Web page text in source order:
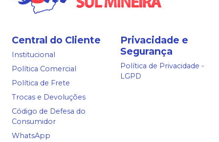
Central do Cliente
Institucional
Política Comercial
Política de Frete
Trocas e Devoluções
Código de Defesa do
Consumidor
WhatsApp
Privacidade e
Segurança
Política de Privacidade -
LGPD